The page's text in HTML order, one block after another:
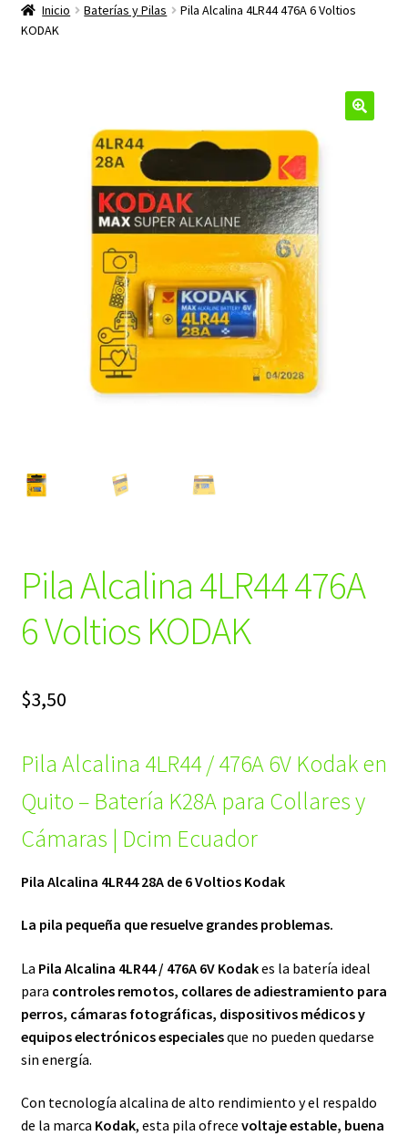
productos
Inicio Baterías y Pilas
Pila Alcalina 4LR44 476A 6 Voltios
KODAK
Pila Alcalina 4LR44 476A
6 Voltios KODAK
$3,50
Pila Alcalina 4LR44 / 476A 6V Kodak en
Quito – Batería K28A para Collares y
Cámaras | Dcim Ecuador
Pila Alcalina 4LR44 28A de 6 Voltios Kodak
La pila pequeña que resuelve grandes problemas.
La Pila Alcalina 4LR44 / 476A 6V Kodakes la batería ideal
para controles remotos, collares de adiestramiento para
perros, cámaras fotográficas, dispositivos médicos y
equipos electrónicos especialesque no pueden quedarse
sin energía.
Con tecnología alcalina de alto rendimiento y el respaldo
de la marca Kodak, esta pila ofrece voltaje estable, buena